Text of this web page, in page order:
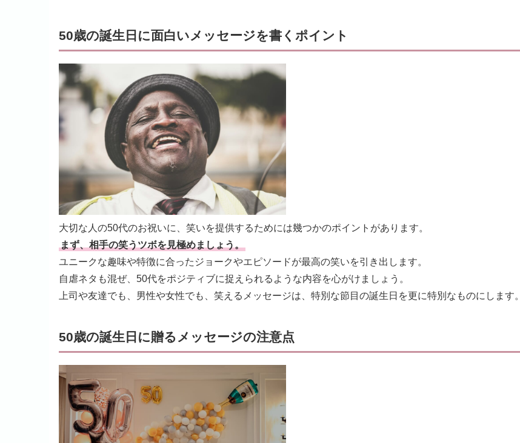
50歳の誕生日に面白いメッセージを書くポイント
大切な人の50代のお祝いに、笑いを提供するためには幾つかのポイントがあります。
まず、相手の笑うツボを見極めましょう。
ユニークな趣味や特徴に合ったジョークやエピソードが最高の笑いを引き出します。
自虐ネタも混ぜ、50代をポジティブに捉えられるような内容を心がけましょう。
上司や友達でも、男性や女性でも、笑えるメッセージは、特別な節目の誕生日を更に特別なものにします。
50歳の誕生日に贈るメッセージの注意点